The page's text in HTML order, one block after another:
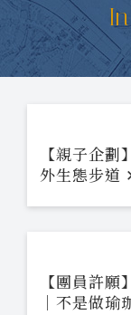
【親子企
外生態步道
【團員許
｜不是做瑜